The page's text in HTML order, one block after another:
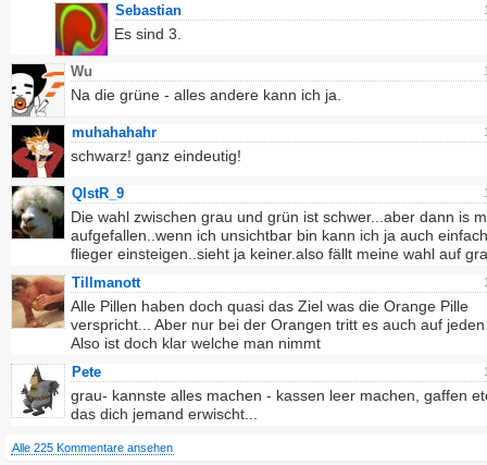
Sebastian
Es sind 3.
Wu
Na die grüne - alles andere kann ich ja.
muhahahahr
schwarz! ganz eindeutig!
QlstR_9
Die wahl zwischen grau und grün ist schwer...aber dann is
aufgefallen..wenn ich unsichtbar bin kann ich ja auch
flieger einsteigen..sieht ja keiner.also fällt meine wahl auf
Tillmanott
Alle Pillen haben doch quasi das Ziel was die Orange Pille
verspricht... Aber nur bei der Orangen tritt es auch auf
Also ist doch klar welche man nimmt
Pete
grau- kannste alles machen - kassen leer machen, gaffen
das dich jemand erwischt...
Alle 225 Kommentare ansehen